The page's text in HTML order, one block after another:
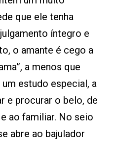
que ele tenha
íntegro e
o amante é cego a
a menos que
estudo especial, a
e procurar o belo, de
ao familiar. No seio
abre ao bajulador